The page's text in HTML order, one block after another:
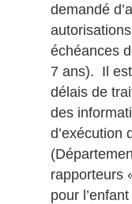
demandé
échéances
7 ans). Il
délais de
des
d’exécution
rapporteurs
pour